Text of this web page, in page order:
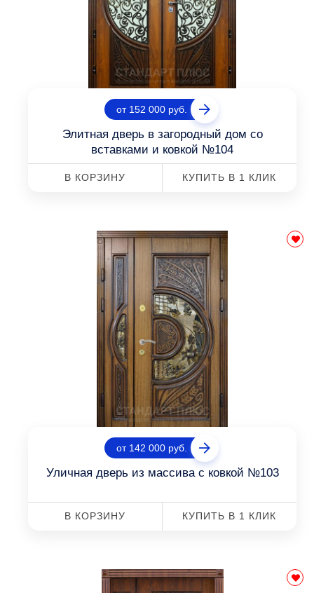
от 152 000 руб.
Элитная дверь в загородный дом со
вставками и ковкой №104
В КОРЗИНУ КУПИТЬ В 1 КЛИК
от 142 000 руб.
Уличная дверь из массива с ковкой №103
В КОРЗИНУ КУПИТЬ В 1 КЛИК